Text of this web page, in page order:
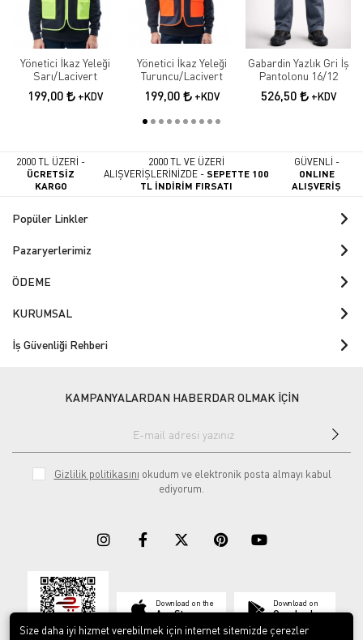
Yönetici İkaz Yeleği
Sarı/Lacivert
199,00 +KDV
Yönetici İkaz Yeleği
Turuncu/Lacivert
199,00 +KDV
Gabardin Yazlık Gri İş
Pantolonu 16/12
526,50 +KDV
2000 TL ÜZERİ -
ÜCRETSİZ
KARGO
2000 TL VE ÜZERİ
ALIŞVERİŞLERİNİZDE -SEPETTE 100
TL İNDİRİM FIRSATI
GÜVENLİ -
ONLINE
ALIŞVERİŞ
Popüler Linkler
Pazaryerlerimiz
ÖDEME
KURUMSAL
İş Güvenliği Rehberi
KAMPANYALARDAN HABERDAR OLMAK İÇİN
Gizlilik politikasını okudum ve elektronik posta almayı kabul
ediyorum.
Download on the
App Store
Download on
Google play
Size daha iyi hizmet verebilmek için internet sitemizde çerezler